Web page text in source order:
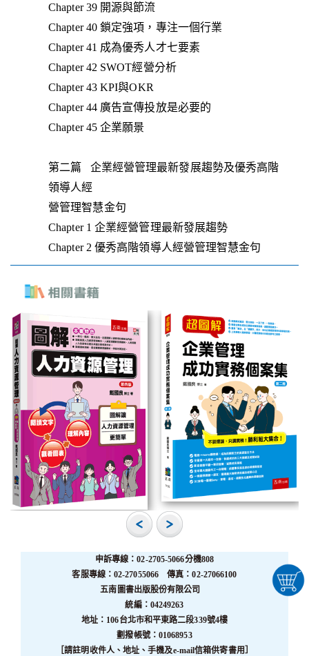
Chapter 39 開源與節流
Chapter 40 鎖定強項，專注一個行業
Chapter 41 成為優秀人才七要素
Chapter 42 SWOT經營分析
Chapter 43 KPI與OKR
Chapter 44 廣告宣傳投放是必要的
Chapter 45 企業願景
第二篇 企業經營管理最新發展趨勢及優秀高階
領導人經
營管理智慧金句
Chapter 1 企業經營管理最新發展趨勢
Chapter 2 優秀高階領導人經營管理智慧金句
申訴專線：02-2705-5066分機808
客服專線：02-27055066 傳真：02-27066100
五南圖書出版股份有限公司
統編：04249263
地址：106台北市和平東路二段339號4樓
劃撥帳號：01068953
［請註明收件人、地址、手機及e-mail信箱供寄書用］